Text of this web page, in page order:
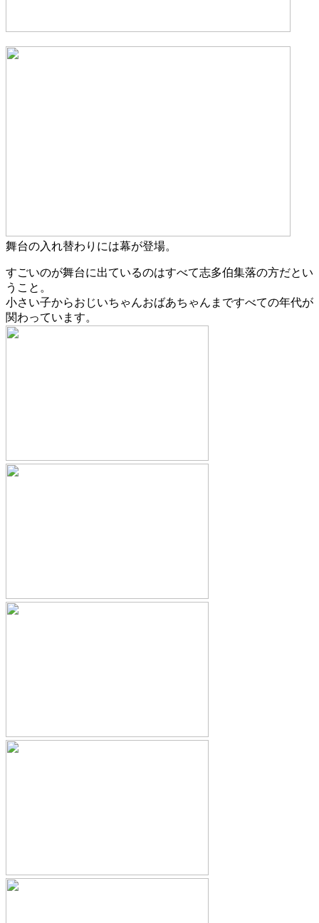
舞台の入れ替わりには幕が登場。
すごいのが舞台に出ているのはすべて志多伯集落の方だとい
うこと。
小さい子からおじいちゃんおばあちゃんまですべての年代が
関わっています。